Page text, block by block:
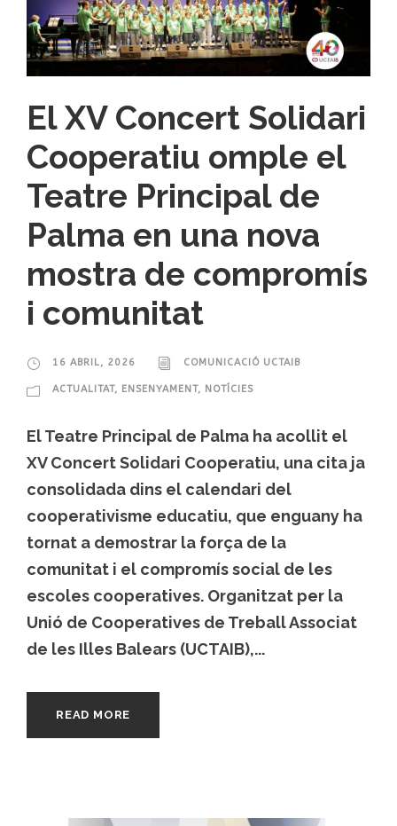
El XV Concert Solidari
Cooperatiu omple el
Teatre Principal de
Palma en una nova
mostra de compromís
i comunitat
16 ABRIL, 2026 COMUNICACIÓ UCTAIB
ACTUALITAT, ENSENYAMENT, NOTÍCIES
El Teatre Principal de Palma ha acollit el
XV Concert Solidari Cooperatiu, una cita ja
consolidada dins el calendari del
cooperativisme educatiu, que enguany ha
tornat a demostrar la força de la
comunitat i el compromís social de les
escoles cooperatives. Organitzat per la
Unió de Cooperatives de Treball Associat
de les Illes Balears (UCTAIB),...
READ MORE